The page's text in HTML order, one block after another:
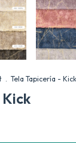
. Tela Tapicería - Kick